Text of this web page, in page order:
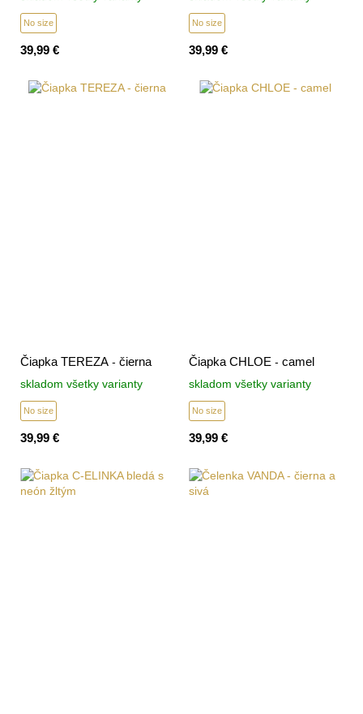
No size
39,99 €
No size
39,99 €
Čiapka TEREZA - čierna
skladom všetky varianty
No size
39,99 €
Čiapka CHLOE - camel
skladom všetky varianty
No size
39,99 €